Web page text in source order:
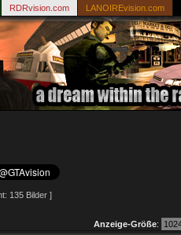
RDRvision.com LANOIREvision.com
135 Bilder ]
Anzeige-Größe: